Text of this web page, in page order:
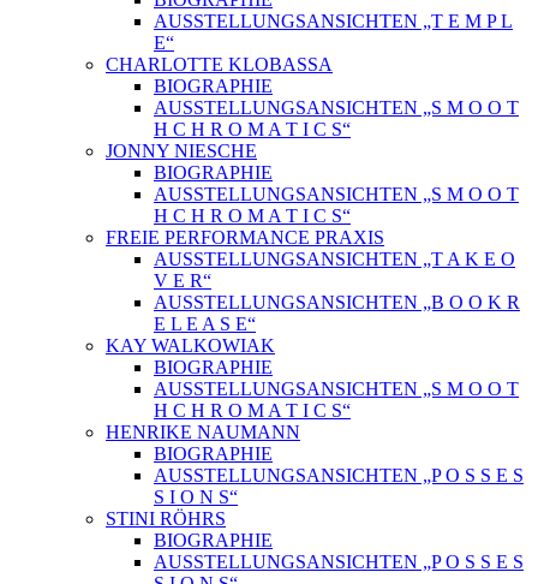
AUSSTELLUNGSANSICHTEN „T E M P L
E“
CHARLOTTE KLOBASSA
BIOGRAPHIE
AUSSTELLUNGSANSICHTEN „S M O O T
H C H R O M A T I C S“
JONNY NIESCHE
BIOGRAPHIE
AUSSTELLUNGSANSICHTEN „S M O O T
H C H R O M A T I C S“
FREIE PERFORMANCE PRAXIS
AUSSTELLUNGSANSICHTEN „T A K E O
V E R“
AUSSTELLUNGSANSICHTEN „B O O K R
E L E A S E“
KAY WALKOWIAK
BIOGRAPHIE
AUSSTELLUNGSANSICHTEN „S M O O T
H C H R O M A T I C S“
HENRIKE NAUMANN
BIOGRAPHIE
AUSSTELLUNGSANSICHTEN „P O S S E S
S I O N S“
STINI RÖHRS
BIOGRAPHIE
AUSSTELLUNGSANSICHTEN „P O S S E S